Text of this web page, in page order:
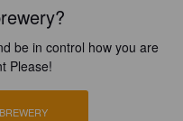
be in control how you are
Please!